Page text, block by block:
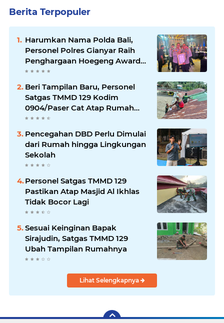
Berita Terpopuler
Harumkan Nama Polda Bali,
Personel Polres Gianyar Raih
Penghargaan Hoegeng Awards
2026
Beri Tampilan Baru, Personel
Satgas TMMD 129 Kodim
0904/Paser Cat Atap Rumah
Marbot
Pencegahan DBD Perlu Dimulai
dari Rumah hingga Lingkungan
Sekolah
Personel Satgas TMMD 129
Pastikan Atap Masjid Al Ikhlas
Tidak Bocor Lagi
Sesuai Keinginan Bapak
Sirajudin, Satgas TMMD 129
Ubah Tampilan Rumahnya
Lihat Selengkapnya